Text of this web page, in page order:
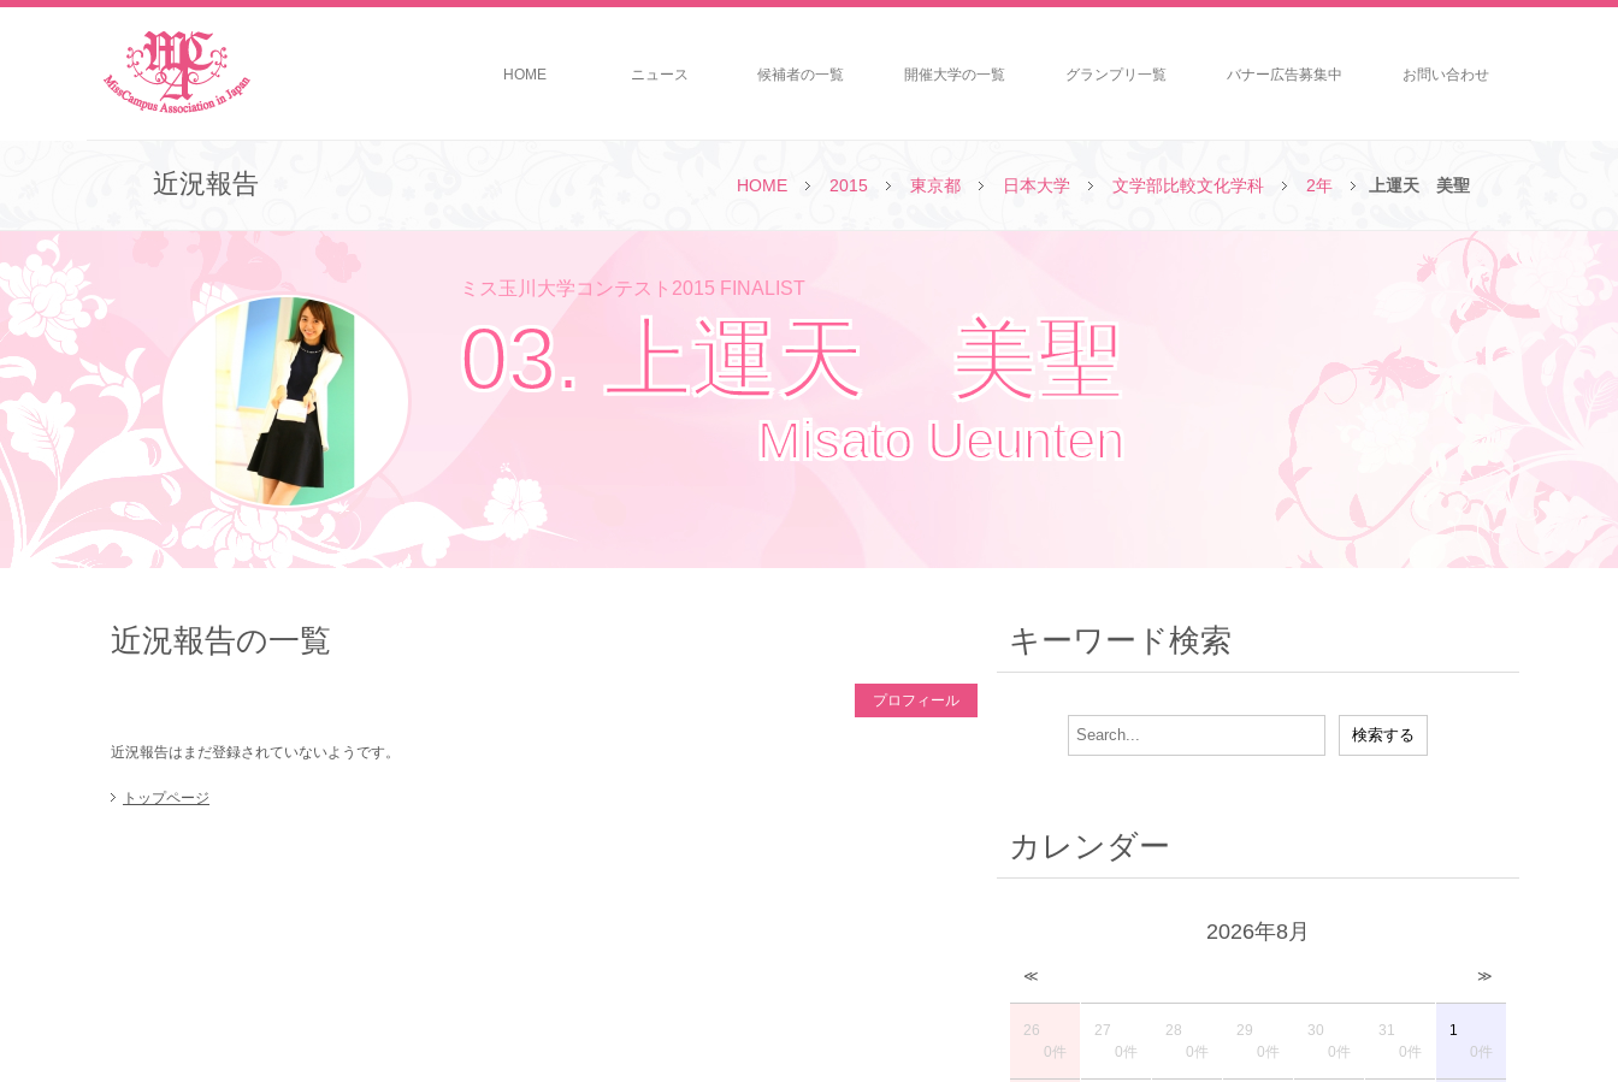
HOME ニュース 候補者の一覧 開催大学の一覧 グランプリ一覧 バナー広告募集中 お問い合わせ
HOME 2015 東京都 日本大学 文学部比較文化学科 2年 上運天 美聖
近況報告
ミス玉川大学コンテスト2015 FINALIST
03. 上運天 美聖
Misato Ueunten
近況報告の一覧
プロフィール
近況報告はまだ登録されていないようです。
トップページ
キーワード検索
カレンダー
2026年8月
≪ ≫
26
0件
27
0件
28
0件
29
0件
30
0件
31
0件
1
0件